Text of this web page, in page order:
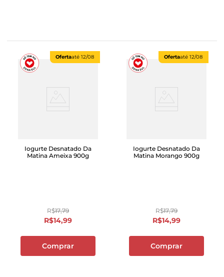
Ofertaaté 12/08
Iogurte Desnatado Da
Matina Ameixa 900g
R$17,79
R$14,99
Comprar
Ofertaaté 12/08
Iogurte Desnatado Da
Matina Morango 900g
R$17,79
R$14,99
Comprar